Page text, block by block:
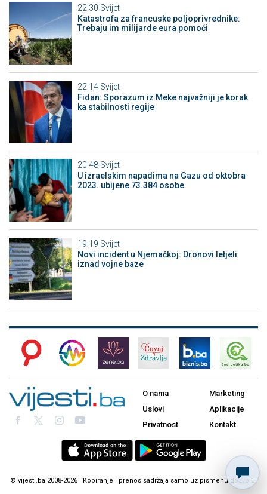
22:30 Svijet
Katastrofa za francuske poljoprivrednike:
Trebaju im milijarde eura pomoći
22:14 Svijet
Fidan: Sporazum iz Meke najvažniji je korak
ka stabilnosti regije
20:48 Svijet
U izraelskim napadima na Gazu od oktobra
2023. ubijene 73.384 osobe
19:19 Svijet
Novi incident u Njemačkoj: Dronovi letjeli
iznad vojne baze
O nama
Uslovi
Privatnost
Marketing
Aplikacije
Kontakt
© vijesti.ba 2008-2026 | Kopiranje i prenos sadržaja samo uz pismenu dozvolu.